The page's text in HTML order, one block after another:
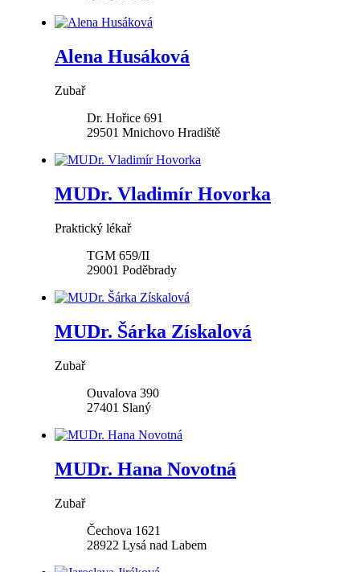
Alena Husáková
Zubař
Dr. Hořice 691
29501 Mnichovo Hradiště
MUDr. Vladimír Hovorka
Praktický lékař
TGM 659/II
29001 Poděbrady
MUDr. Šárka Získalová
Zubař
Ouvalova 390
27401 Slaný
MUDr. Hana Novotná
Zubař
Čechova 1621
28922 Lysá nad Labem